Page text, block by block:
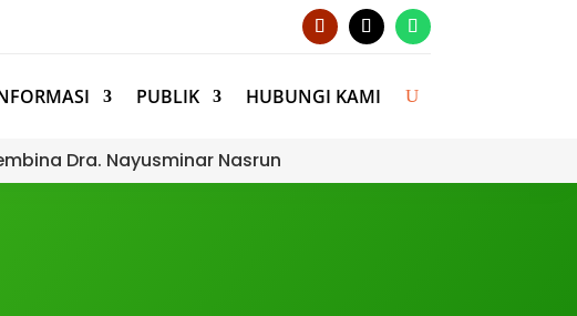
PUBLIK HUBUNGI KAMI
Dra. Nayusminar Nasrun